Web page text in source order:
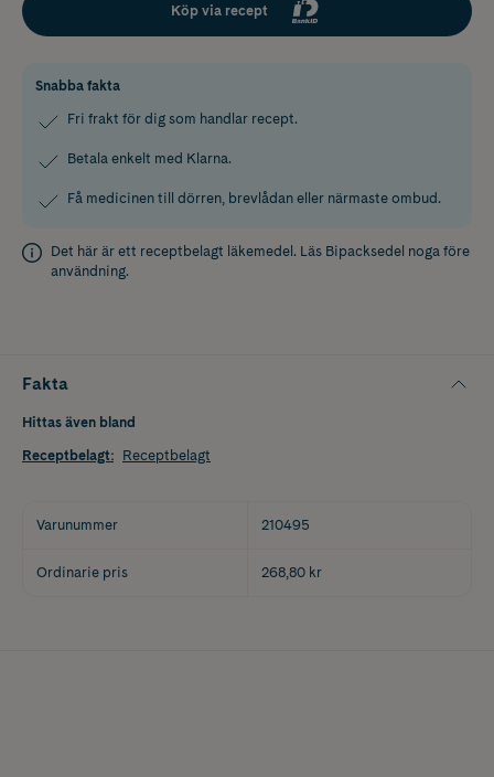
Köp via recept
Snabba fakta
Fri frakt för dig som handlar recept.
Betala enkelt med Klarna.
Få medicinen till dörren, brevlådan eller närmaste ombud.
Det här är ett receptbelagt läkemedel. Läs Bipacksedel noga före
användning.
Fakta
Hittas även bland
Receptbelagt: Receptbelagt
Varunummer 210495
Ordinarie pris 268,80 kr